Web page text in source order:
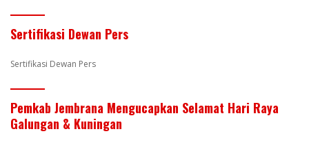
k
Sertifikasi Dewan Pers
Sertifikasi Dewan Pers
Pemkab Jembrana Mengucapkan Selamat Hari Raya
Galungan & Kuningan